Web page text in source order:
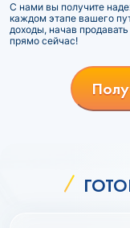
С нами вы получите
каждом этапе вашего
доходы, начав
прямо сейчас!